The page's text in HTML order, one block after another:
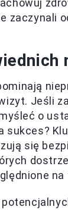
zaczynali
Jeśli
o
sukces?
się